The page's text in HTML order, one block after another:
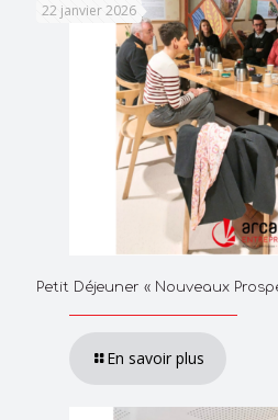
22 janvier 2026
Petit Déjeuner « Nouveaux
En savoir plus